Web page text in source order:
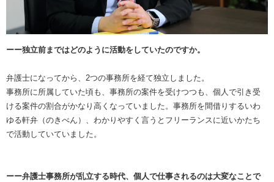
ーー独立前まではどのように活動をしていたのですか。
弁護士になってから、2つの事務所を経て独立しました。
事務所に所属していた頃も、事務所の案件を受けつつも、個人で引き受
ける案件の割合がかなり高くなっていました。事務所を間借りするいわ
ゆる軒弁（のきべん）、わかりやすく言うとフリーランスに近いかたち
で活動していていました。
ーー弁護士事務所が乱立する時代、個人で仕事されるのは大変なことで